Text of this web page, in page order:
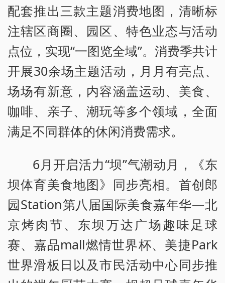
配套推出三款主题消费地图，清晰标
注辖区商圈、园区、特色业态与活动
点位，实现“一图览全域”。消费季共计
开展30余场主题活动，月月有亮点、
场场有新意，内容涵盖运动、美食、
咖啡、亲子、潮玩等多个领域，全面
满足不同群体的休闲消费需求。
6月开启活力“坝”气潮动月，《东
坝体育美食地图》同步亮相。首创郎
园Station第八届国际美食嘉年华—北
京烤肉节、东坝万达广场趣味足球
赛、嘉品mall燃情世界杯、美捷Park
世界滑板日以及市民活动中心同步推